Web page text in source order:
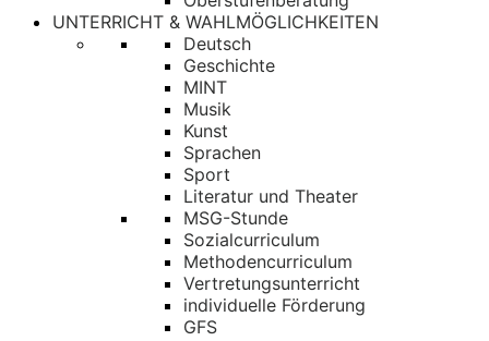
UNTERRICHT & WAHLMÖGLICHKEITEN
Deutsch
Geschichte
MINT
Musik
Kunst
Sprachen
Sport
Literatur und Theater
MSG-Stunde
Sozialcurriculum
Methodencurriculum
Vertretungsunterricht
individuelle Förderung
GFS